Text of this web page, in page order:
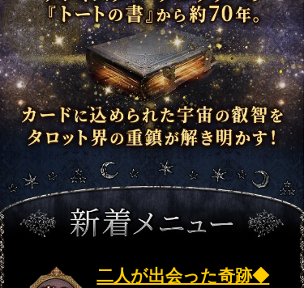
二人が出会った奇跡◆